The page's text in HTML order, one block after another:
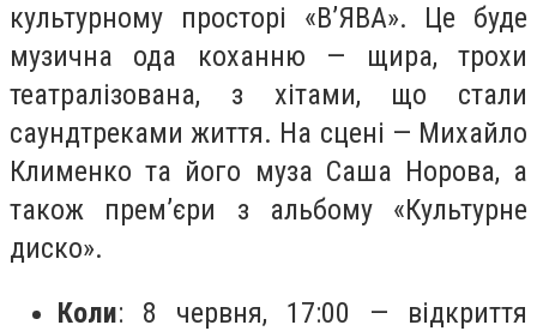
культурному просторі «В’ЯВА». Це буде
музична ода коханню — щира, трохи
театралізована, з хітами, що стали
саундтреками життя. На сцені — Михайло
Клименко та його муза Саша Норова, а
також прем’єри з альбому «Культурне
диско».
Коли: 8 червня, 17:00 — відкриття